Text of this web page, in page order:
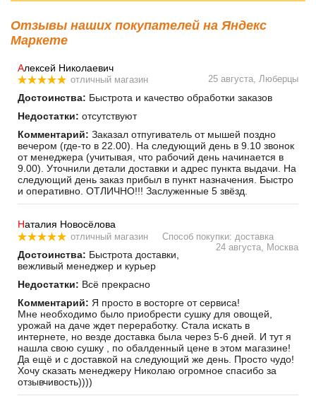
Отзывы наших покупателей на Яндекс
Маркете
Алексей Николаевич
отличный магазин 25 августа, Люберцы
Достоинства: Быстрота и качество обработки заказов
Недостатки: отсутствуют
Комментарий: Заказал отпугиватель от мышей поздно
вечером (где-то в 22.00). На следующий день в 9.10 звонок
от менеджера (учитывая, что рабочий день начинается в
9.00). Уточнили детали доставки и адрес пункта выдачи. На
следующий день заказ прибыл в пункт назначения. Быстро
и оперативно. ОТЛИЧНО!!! Заслуженные 5 звёзд.
Наталия Новосёлова
отличный магазин
Способ покупки: доставка
24 августа, Москва
Достоинства: Быстрота доставки,
вежливый менеджер и курьер
Недостатки: Всё прекрасно
Комментарий: Я просто в восторге от сервиса!
Мне необходимо было приобрести сушку для овощей,
урожай на даче ждет переработку. Стала искать в
интернете, но везде доставка была через 5-6 дней. И тут я
нашла свою сушку , по обалденный цене в этом магазине!
Да ещё и с доставкой на следующий же день. Просто чудо!
Хочу сказать менеджеру Николаю огромное спасибо за
отзывчивость))))